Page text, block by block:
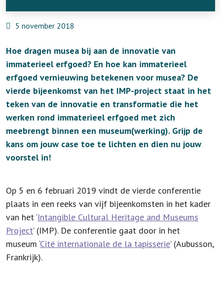
5 november 2018
Hoe dragen musea bij aan de innovatie van
immaterieel erfgoed? En hoe kan immaterieel
erfgoed vernieuwing betekenen voor musea? De
vierde bijeenkomst van het IMP-project staat in het
teken van de innovatie en transformatie die het
werken rond immaterieel erfgoed met zich
meebrengt binnen een museum(werking). Grijp de
kans om jouw case toe te lichten en dien nu jouw
voorstel in!
Op 5 en 6 februari 2019 vindt de vierde conferentie
plaats in een reeks van vijf bijeenkomsten in het kader
van het ‘Intangible Cultural Heritage and Museums
Project’ (IMP). De conferentie gaat door in het
museum ‘Cité internationale de la tapisserie’ (Aubusson,
Frankrijk).